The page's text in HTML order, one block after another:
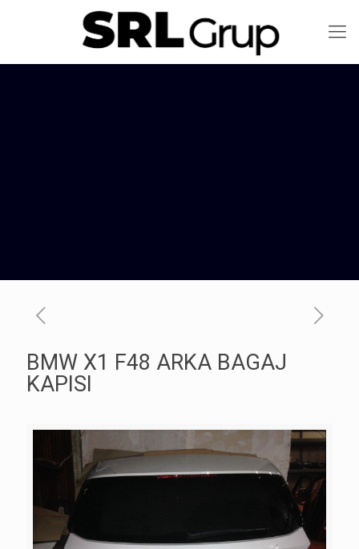
BMW X1 F48 ARKA BAGAJ
KAPISI